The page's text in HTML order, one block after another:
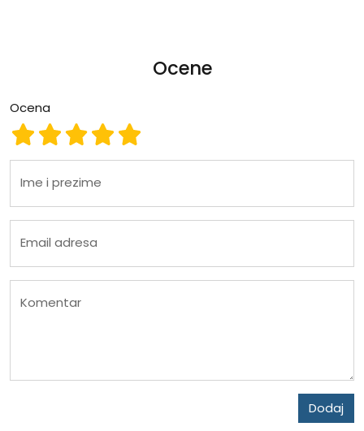
Ocene
Ocena
Ocena 5
Ocena 4
Ocena 3
Ocena 2
Ocena 1
Ime i prezime
Email adresa
Komentar
Dodaj